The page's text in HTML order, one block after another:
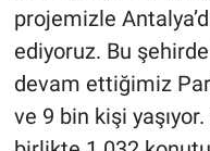
projemizle
ediyoruz. Bu
devam ettiğimiz
ve 9 bin kişi